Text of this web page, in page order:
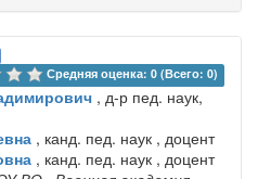
Средняя оценка: 0 (Всего: 0)
, д-р пед. наук,
, канд. пед. наук , доцент
, канд. пед. наук , доцент